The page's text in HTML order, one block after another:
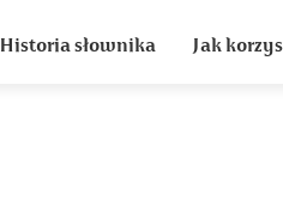
Historia słownika Jak